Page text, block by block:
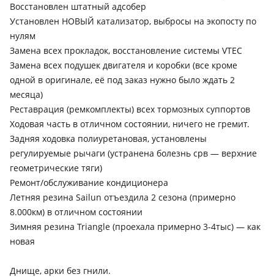
Восстановлен штатный адсобер
Установлен НОВЫЙ катализатор, выбросы на экопосту по
нулям
Замена всех прокладок, восстановление системы VTEC
Замена всех подушек двигателя и коробки (все кроме
одной в оригинале, её под заказ нужно было ждать 2
месяца)
Реставрация (ремкомплекты) всех тормозных суппортов
Ходовая часть в отличном состоянии, ничего не гремит.
Задняя ходовка полиуретановая, установлены
регулируемые рычаги (устранена болезнь срв — верхние
геометрические тяги)
Ремонт/обслуживание кондиционера
Летняя резина Sailun отъездила 2 сезона (примерно
8.000км) в отличном состоянии
Зимняя резина Triangle (проехала примерно 3-4тыс) — как
новая
Днище, арки без гнили.